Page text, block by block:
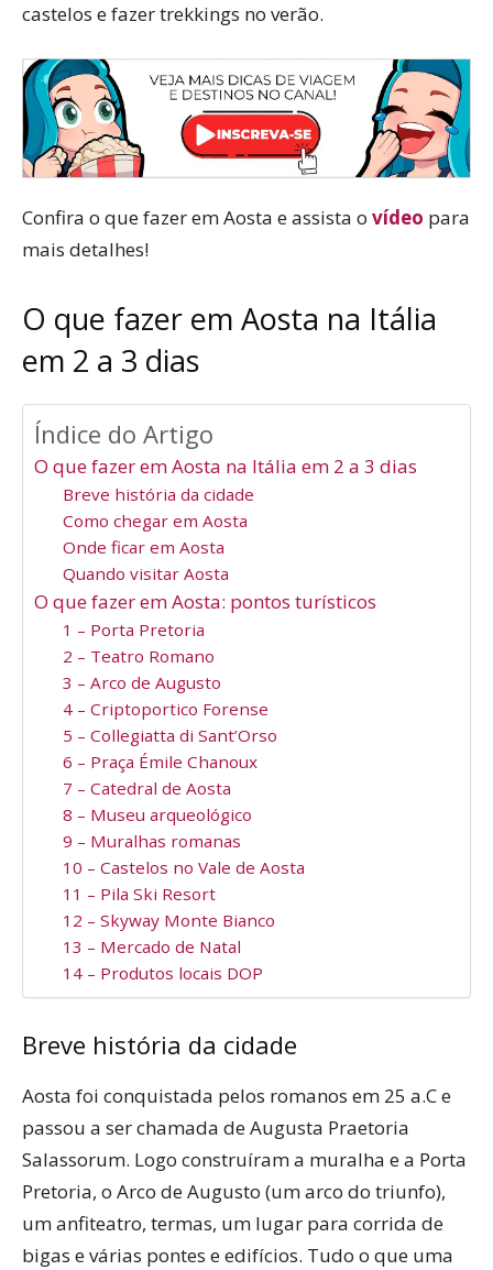
castelos e fazer trekkings no verão.
Confira o que fazer em Aosta e assista o vídeo para
mais detalhes!
O que fazer em Aosta na Itália
em 2 a 3 dias
Índice do Artigo
O que fazer em Aosta na Itália em 2 a 3 dias
Breve história da cidade
Como chegar em Aosta
Onde ficar em Aosta
Quando visitar Aosta
O que fazer em Aosta: pontos turísticos
1 – Porta Pretoria
2 – Teatro Romano
3 – Arco de Augusto
4 – Criptoportico Forense
5 – Collegiatta di Sant’Orso
6 – Praça Émile Chanoux
7 – Catedral de Aosta
8 – Museu arqueológico
9 – Muralhas romanas
10 – Castelos no Vale de Aosta
11 – Pila Ski Resort
12 – Skyway Monte Bianco
13 – Mercado de Natal
14 – Produtos locais DOP
Breve história da cidade
Aosta foi conquistada pelos romanos em 25 a.C e
passou a ser chamada de Augusta Praetoria
Salassorum. Logo construíram a muralha e a Porta
Pretoria, o Arco de Augusto (um arco do triunfo),
um anfiteatro, termas, um lugar para corrida de
bigas e várias pontes e edifícios. Tudo o que uma